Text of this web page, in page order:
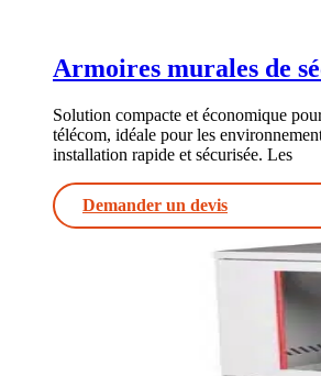
Armoires murales de
Solution compacte et économique
télécom, idéale pour les
installation rapide et sécurisée. Les
Demander un devis